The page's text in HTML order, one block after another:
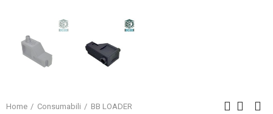
Home Consumabili BB LOADER